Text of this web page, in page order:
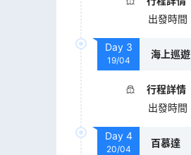
出發時間
Day 3
19/04
海上巡遊
行程詳情
出發時間
Day 4
20/04
百慕達